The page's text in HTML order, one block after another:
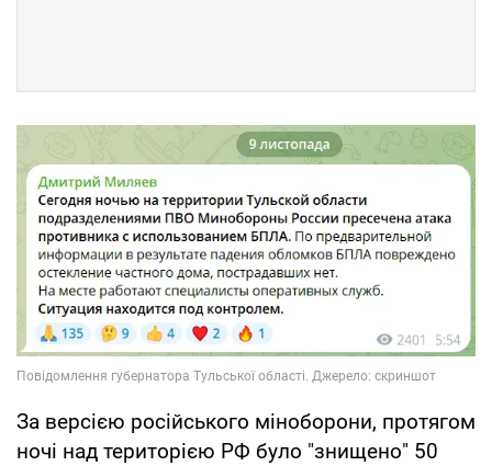
За версією російського міноборони, протягом
ночі над територією РФ було "знищено" 50